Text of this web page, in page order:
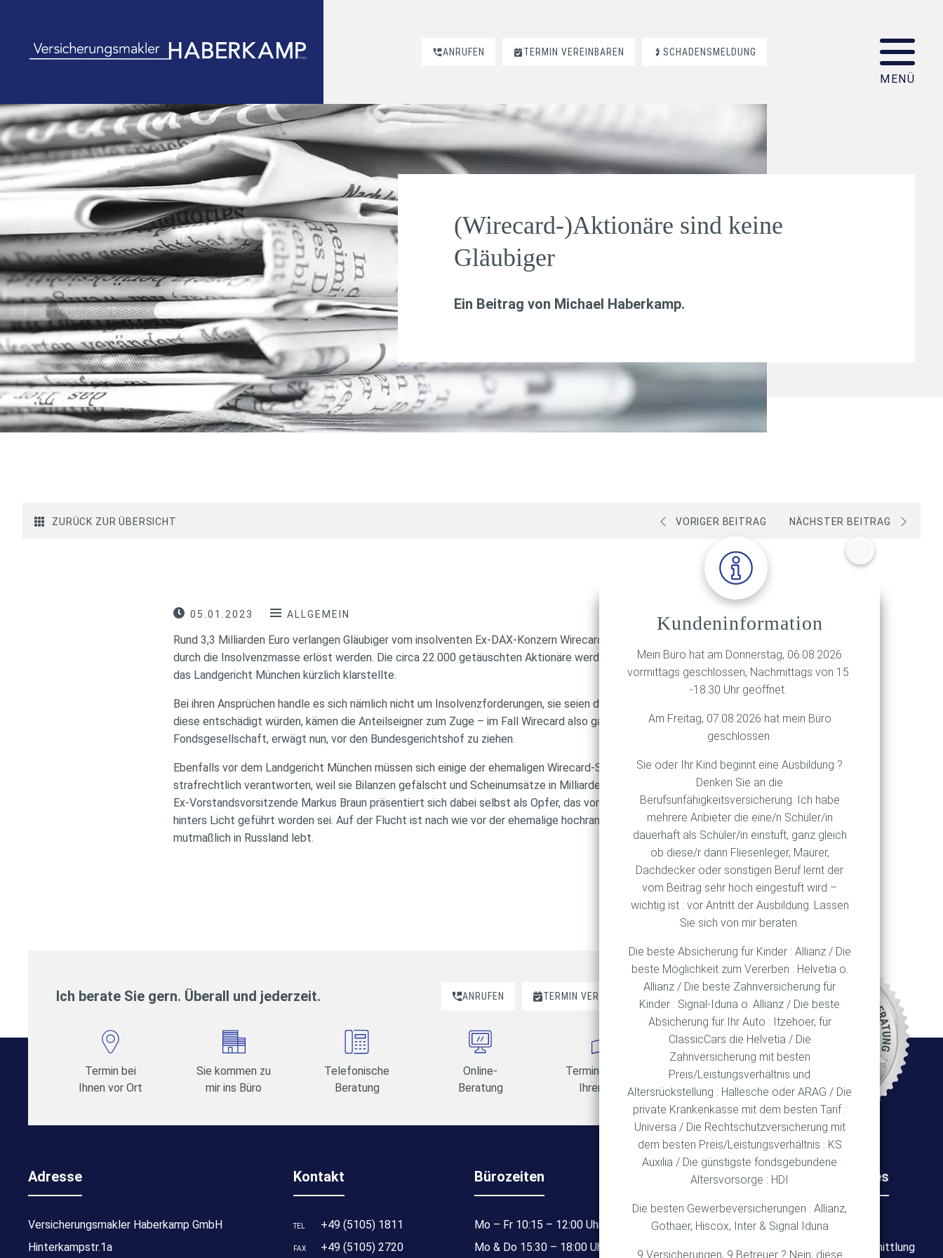
ANRUFEN TERMIN VEREINBAREN SCHADENSMELDUNG
(Wirecard-)Aktionäre sind keine
Gläubiger
Ein Beitrag von Michael Haberkamp.
ZURÜCK ZUR ÜBERSICHT VORIGER BEITRAG NÄCHSTER BEITRAG
05.01.2023 ALLGEMEIN
Rund 3,3 Milliarden Euro verlangen Gläubiger vom insolventen Ex-DAX-Konzern Wirecard. Knapp ein Drittel davon konnte
durch die Insolvenzmasse erlöst werden. Die circa 22.000 getäuschten Aktionäre werden davon indes nichts sehen, wie
das Landgericht München kürzlich klarstellte.
Bei ihren Ansprüchen handle es sich nämlich nicht um Insolvenzforderungen, sie seien damit keine Gläubiger. Erst wenn
diese entschädigt würden, kämen die Anteilseigner zum Zuge – im Fall Wirecard also gar nicht. Die Klägerin, eine
Fondsgesellschaft, erwägt nun, vor den Bundesgerichtshof zu ziehen.
Ebenfalls vor dem Landgericht München müssen sich einige der ehemaligen Wirecard-Strippenzieher derzeit
strafrechtlich verantworten, weil sie Bilanzen gefälscht und Scheinumsätze in Milliardenhöhe fingiert haben sollen. Der
Ex-Vorstandsvorsitzende Markus Braun präsentiert sich dabei selbst als Opfer, das von einer konzerninternen Bande
hinters Licht geführt worden sei. Auf der Flucht ist nach wie vor der ehemalige hochrangige Manager Jan Marsalek, der
mutmaßlich in Russland lebt.
Kundeninformation
Mein Büro hat am Donnerstag, 06.08.2026
vormittags geschlossen, Nachmittags von 15
-18.30 Uhr geöffnet.
Am Freitag, 07.08.2026 hat mein Büro
geschlossen.
Sie oder Ihr Kind beginnt eine Ausbildung ?
Denken Sie an die
Berufsunfähigkeitsversicherung. Ich habe
mehrere Anbieter die eine/n Schüler/in
dauerhaft als Schüler/in einstuft, ganz gleich
ob diese/r dann Fliesenleger, Maurer,
Dachdecker oder sonstigen Beruf lernt der
vom Beitrag sehr hoch eingestuft wird –
wichtig ist : vor Antritt der Ausbildung. Lassen
Sie sich von mir beraten.
Die beste Absicherung für Kinder : Allianz / Die
beste Möglichkeit zum Vererben : Helvetia o.
Allianz / Die beste Zahnversicherung für
Kinder : Signal-Iduna o. Allianz / Die beste
Absicherung für Ihr Auto : Itzehoer, für
ClassicCars die Helvetia / Die
Zahnversicherung mit besten
Preis/Leistungsverhältnis und
Altersrückstellung : Hallesche oder ARAG / Die
private Krankenkasse mit dem besten Tarif :
Universa / Die Rechtschutzversicherung mit
dem besten Preis/Leistungsverhältnis : KS
Auxilia / Die günstigste fondsgebundene
Altersvorsorge : HDI
Die besten Gewerbeversicherungen : Allianz,
Gothaer, Hiscox, Inter & Signal Iduna
9 Versicherungen, 9 Betreuer ? Nein, diese
Ich berate Sie gern. Überall und jederzeit. ANRUFEN TERMIN VEREINBAREN
Termin bei
Ihnen vor Ort
Sie kommen zu
mir ins Büro
Telefonische
Beratung
Online-
Beratung
Termine am Ort
Ihrer Wahl
Adresse
Versicherungsmakler Haberkamp GmbH
Hinterkampstr.1a
Kontakt
TEL +49 (5105) 1811
FAX +49 (5105) 2720
Bürozeiten
Mo – Fr 10:15 – 12:00 Uhr
Mo & Do 15:30 – 18:00 Uhr
Rechtliches
Impressum
Wichtiges
Über mich
Bedarfsermittlung